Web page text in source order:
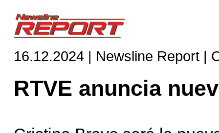
16.12.2024 | Newsline Report |
RTVE anuncia